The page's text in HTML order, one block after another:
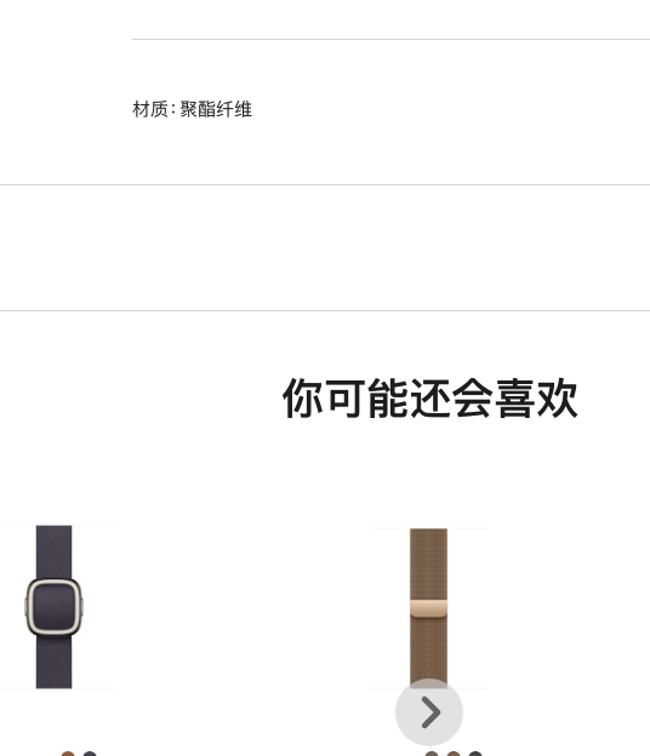
材质：聚酯纤维
你可能还会喜欢
上
一
个
下
一
个